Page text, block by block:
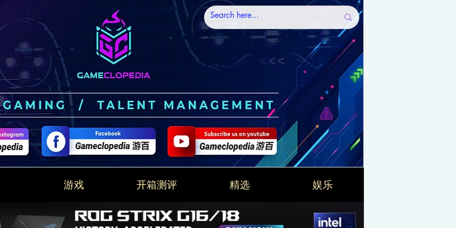
游戏 开箱测评 精选 娱乐